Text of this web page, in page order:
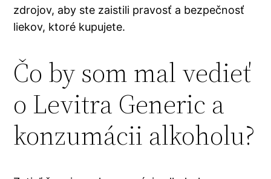
zdrojov, aby ste zaistili pravosť a bezpečnosť
liekov, ktoré kupujete.
Čo by som mal vedieť
o Levitra Generic a
konzumácii alkoholu?